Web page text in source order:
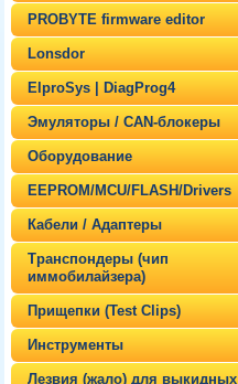
PROBYTE firmware editor
Lonsdor
ElproSys | DiagProg4
Эмуляторы / CAN-блокеры
Оборудование
EEPROM/MCU/FLASH/Drivers
Кабели / Адаптеры
Транспондеры (чип
иммобилайзера)
Прищепки (Test Clips)
Инструменты
Лезвия (жало) для выкидных